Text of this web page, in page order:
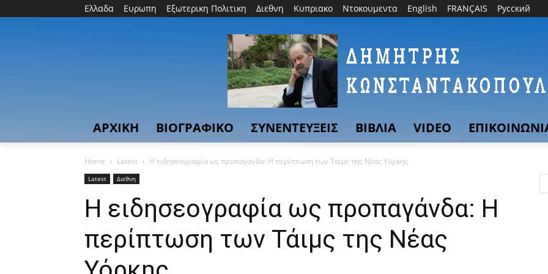
Ελλαδα Ευρωπη Εξωτερικη Πολιτικη Διεθνη Κυπριακο Ντοκουμεντα English FRANÇAIS Русский
ΑΡΧΙΚΗ ΒΙΟΓΡΑΦΙΚΟ ΣΥΝΕΝΤΕΥΞΕΙΣ ΒΙΒΛΙΑ VIDEO
Home Latest Η ειδησεογραφία ως προπαγάνδα: Η περίπτωση των Τάιμς της Νέας Υόρκης
Latest Διεθνη
Η ειδησεογραφία ως προπαγάνδα: Η
περίπτωση των Τάιμς της Νέας